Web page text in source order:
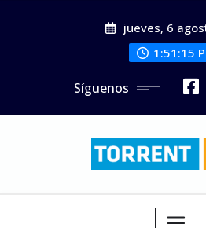
jueves, 6
1:51:17
Síguenos